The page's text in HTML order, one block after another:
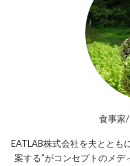
食事家
EATLAB株式会社を夫ととも
案する”がコンセプトのメデ